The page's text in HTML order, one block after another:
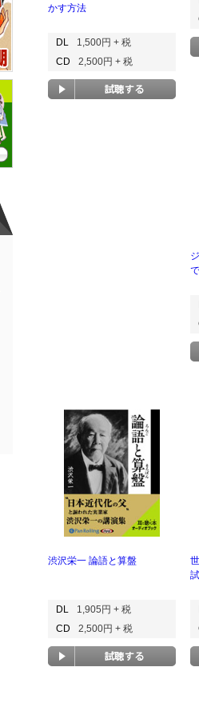
かす方法
DL
1,500円 + 税
CD
2,500円 + 税
渋沢栄一 論語と算盤
DL
1,905円 + 税
CD
2,500円 + 税